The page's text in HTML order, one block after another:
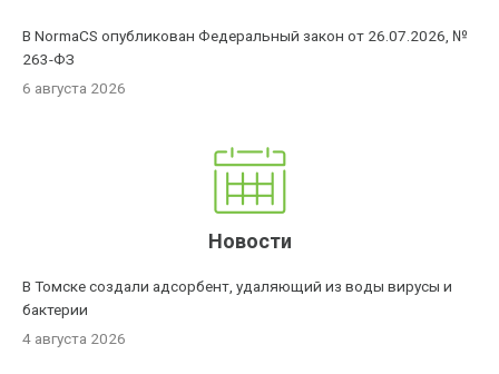
В NormaCS опубликован Федеральный закон от 26.07.2026, №
263-ФЗ
6 августа 2026
Новости
В Томске создали адсорбент, удаляющий из воды вирусы и
бактерии
4 августа 2026